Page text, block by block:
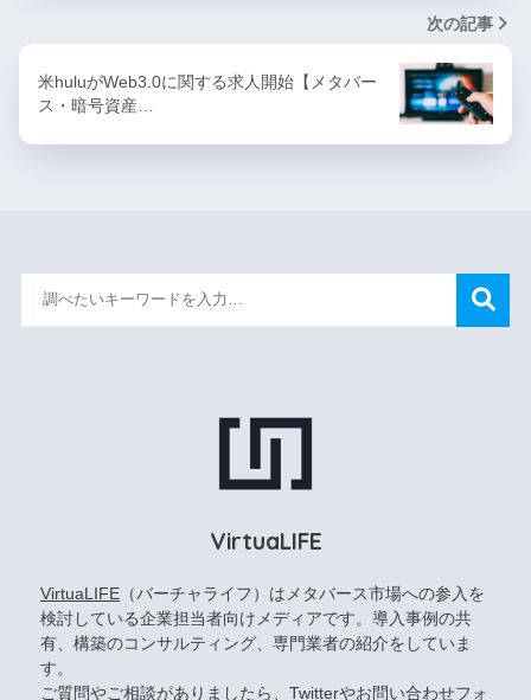
次の記事
米huluがWeb3.0に関する求人開始【メタバー
ス・暗号資産…
VirtuaLIFE
VirtuaLIFE（バーチャライフ）はメタバース市場への参入を
検討している企業担当者向けメディアです。導入事例の共
有、構築のコンサルティング、専門業者の紹介をしていま
す。
ご質問やご相談がありましたら、 Twitterやお問い合わせフォ